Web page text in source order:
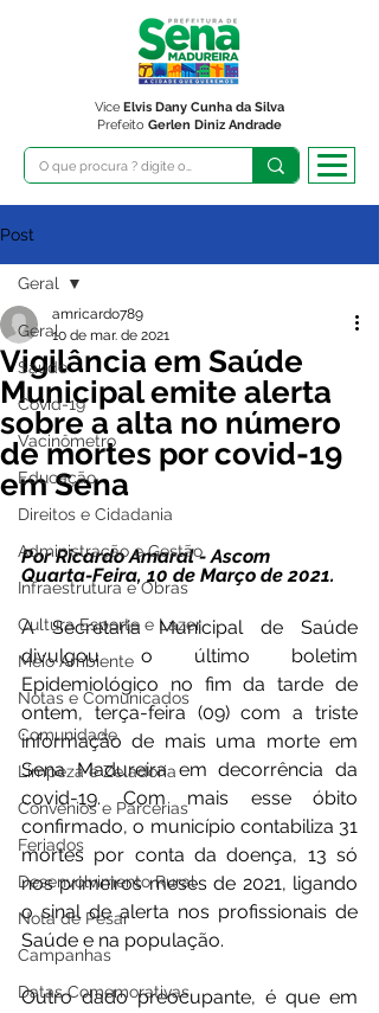
Prefeito Gerlen Diniz Andrade
Vice Elvis Dany Cunha da Silva
Post
Geral
Saúde
Covid-19
Vacinômetro
Educação
Direitos e Cidadania
Administração e Gestão
Infraestrutura e Obras
Cultura Esporte e Lazer
Meio Ambiente
Notas e Comunicados
Comunidade
Limpeza e Zeladoria
Convênios e Parcerias
Feriados
Desenvolvimento Rural
Nota de Pesar
Campanhas
Datas Comemorativas
Geral
Vigilância em Saúde
Municipal emite alerta
sobre a alta no número
de mortes por covid-19
em Sena
amricardo789
10 de mar. de 2021
Por Ricardo Amaral - Ascom
Quarta-Feira, 10 de Março de 2021.
A Secretaria Municipal de Saúde
divulgou o último boletim
Epidemiológico no fim da tarde de
ontem, terça-feira (09) com a triste
informação de mais uma morte em
Sena Madureira em decorrência da
covid-19. Com mais esse óbito
confirmado, o município contabiliza 31
mortes por conta da doença, 13 só
nos primeiros meses de 2021, ligando
o sinal de alerta nos profissionais de
Saúde e na população.
Outro dado preocupante, é que em